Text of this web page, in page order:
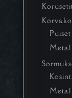
Puiset